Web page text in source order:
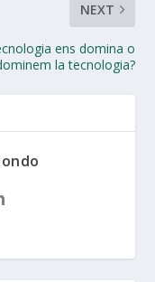
NEXT
ens domina o
la tecnologia?